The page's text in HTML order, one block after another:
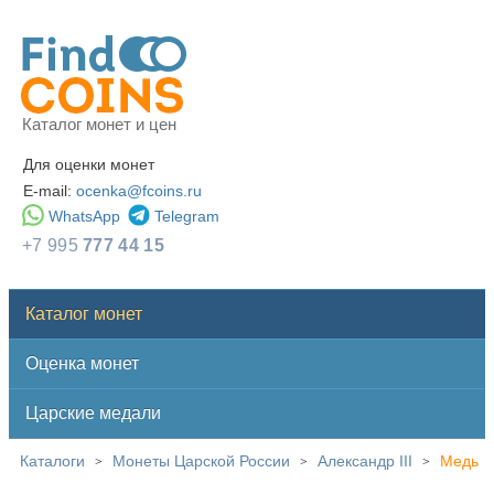
Каталог монет и цен
Для оценки монет
E-mail: ocenka@fcoins.ru
WhatsApp
Telegram
+7 995777 44 15
Каталог монет
Оценка монет
Царские медали
Каталоги > Монеты Царской России > Александр III > Медь